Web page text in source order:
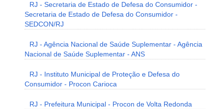
RJ - Secretaria de Estado de Defesa do Consumidor -
Secretaria de Estado de Defesa do Consumidor -
SEDCON/RJ
RJ - Agência Nacional de Saúde Suplementar - Agência
Nacional de Saúde Suplementar - ANS
RJ - Instituto Municipal de Proteção e Defesa do
Consumidor - Procon Carioca
RJ - Prefeitura Municipal - Procon de Volta Redonda